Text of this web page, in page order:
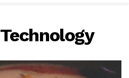
Technology